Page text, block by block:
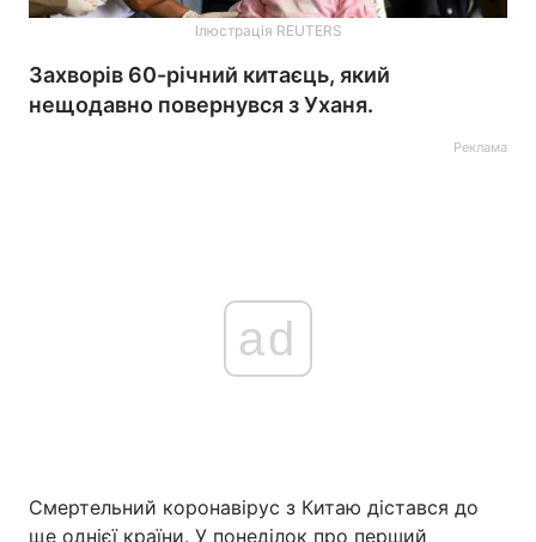
Ілюстрація REUTERS
Захворів 60-річний китаєць, який
нещодавно повернувся з Уханя.
Реклама
ad
Смертельний коронавірус з Китаю дістався до
ще однієї країни. У понеділок про перший